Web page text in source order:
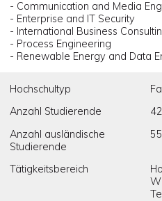
- Communication and Media
- Enterprise and IT Security
- International Business
- Process Engineering
- Renewable Energy and Data
Hochschultyp
Anzahl Studierende
Anzahl ausländische
Studierende
Tätigkeitsbereich